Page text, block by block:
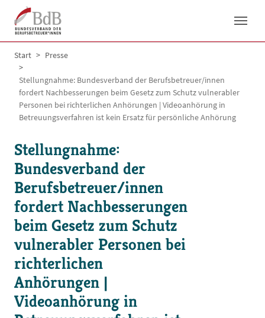
Skip to main navigation
Skip to main content
Skip to page footer
You are here:
Start Presse
Stellungnahme: Bundesverband der Berufsbetreuer/innen
fordert Nachbesserungen beim Gesetz zum Schutz vulnerabler
Personen bei richterlichen Anhörungen | Videoanhörung in
Betreuungsverfahren ist kein Ersatz für persönliche Anhörung
Stellungnahme:
Bundesverband der
Berufsbetreuer/innen
fordert Nachbesserungen
beim Gesetz zum Schutz
vulnerabler Personen bei
richterlichen
Anhörungen |
Videoanhörung in